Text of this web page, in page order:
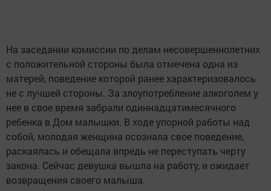
На заседании комиссии по делам несовершеннолетних
с положительной стороны была отмечена одна из
матерей, поведение которой ранее характеризовалось
не с лучшей стороны. За злоупотребление алкоголем у
нее в свое время забрали одиннадцатимесячного
ребенка в Дом малышки. В ходе упорной работы над
собой, молодая женщина осознала свое поведение,
раскаялась и обещала впредь не переступать черту
закона. Сейчас девушка вышла на работу, и ожидает
возвращения своего малыша.